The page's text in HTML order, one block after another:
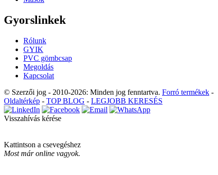
Gyorslinkek
Rólunk
GYIK
PVC gömbcsap
Megoldás
Kapcsolat
© Szerzői jog - 2010-2026: Minden jog fenntartva. Forró termékek -
Oldaltérkép - TOP BLOG - LEGJOBB KERESÉS
Visszahívás kérése
Kattintson a csevegéshez
Most már online vagyok.